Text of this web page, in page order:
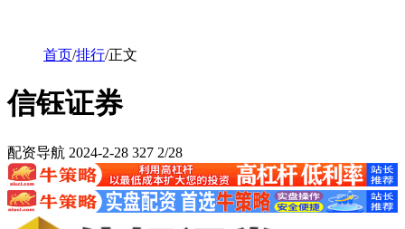
首页/排行/正文
信钰证券
配资导航 2024-2-28 327 2/28